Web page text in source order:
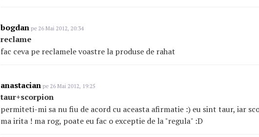
bogdan pe 26 Mai 2012, 20:34
reclame
fac ceva pe reclamele voastre la produse de rahat
anastacian pe 26 Mai 2012, 19:25
taur+scorpion
permiteti-mi sa nu fiu de acord cu aceasta afirmatie :) eu sint taur, iar
ma irita ! ma rog, poate eu fac o exceptie de la "regula" :D